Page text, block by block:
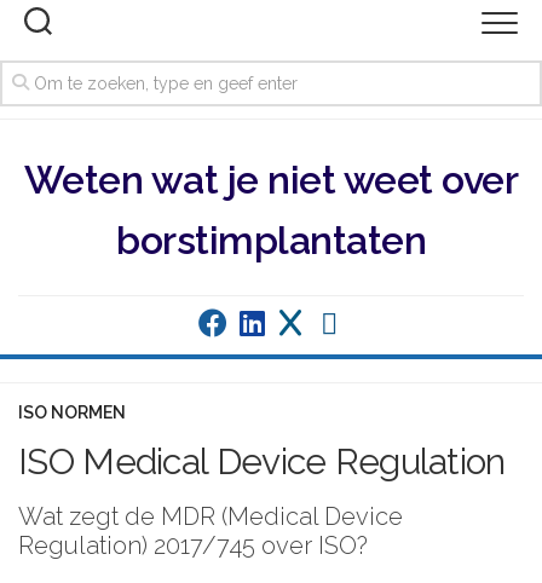
de
inhoud
Weten wat je niet weet over
borstimplantaten
ISO NORMEN
ISO Medical Device Regulation
Wat zegt de MDR (Medical Device
Regulation) 2017/745 over ISO?